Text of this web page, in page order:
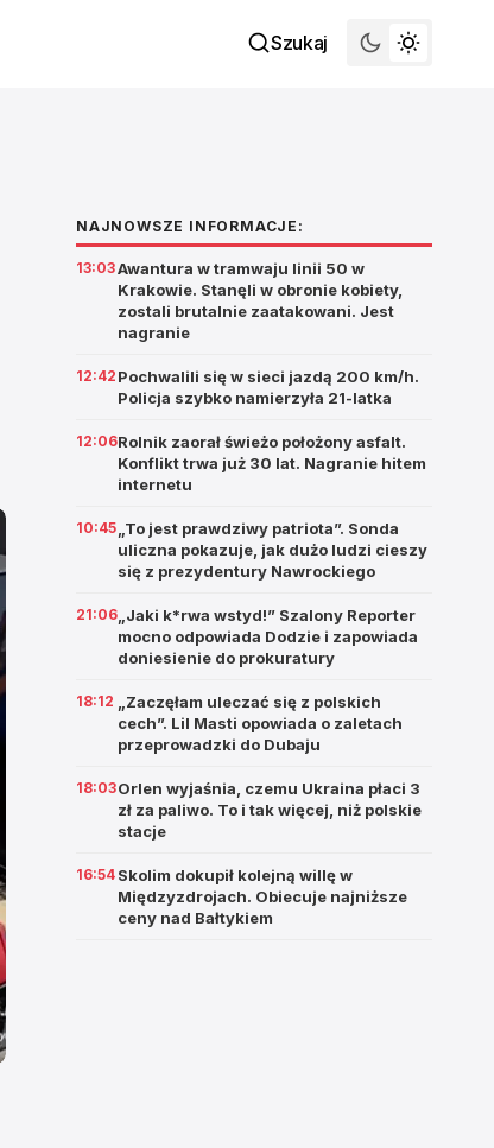
Szukaj
NAJNOWSZE INFORMACJE:
13:03Awantura w tramwaju linii 50 w
Krakowie. Stanęli w obronie kobiety,
zostali brutalnie zaatakowani. Jest
nagranie
12:42 Pochwalili się w sieci jazdą 200 km/h.
Policja szybko namierzyła 21-latka
12:06Rolnik zaorał świeżo położony asfalt.
Konflikt trwa już 30 lat. Nagranie hitem
internetu
10:45 „To jest prawdziwy patriota”. Sonda
uliczna pokazuje, jak dużo ludzi cieszy
się z prezydentury Nawrockiego
21:06 „Jaki k*rwa wstyd!” Szalony Reporter
mocno odpowiada Dodzie i zapowiada
doniesienie do prokuratury
18:12
„Zaczęłam uleczać się z polskich
cech”. Lil Masti opowiada o zaletach
przeprowadzki do Dubaju
18:03Orlen wyjaśnia, czemu Ukraina płaci 3
zł za paliwo. To i tak więcej, niż polskie
stacje
16:54 Skolim dokupił kolejną willę w
Międzyzdrojach. Obiecuje najniższe
ceny nad Bałtykiem